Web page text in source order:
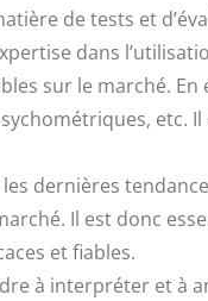
de tests et
dans
sur le marché.
etc.
dernières
Il est donc
et fiables.
à interpréter et à